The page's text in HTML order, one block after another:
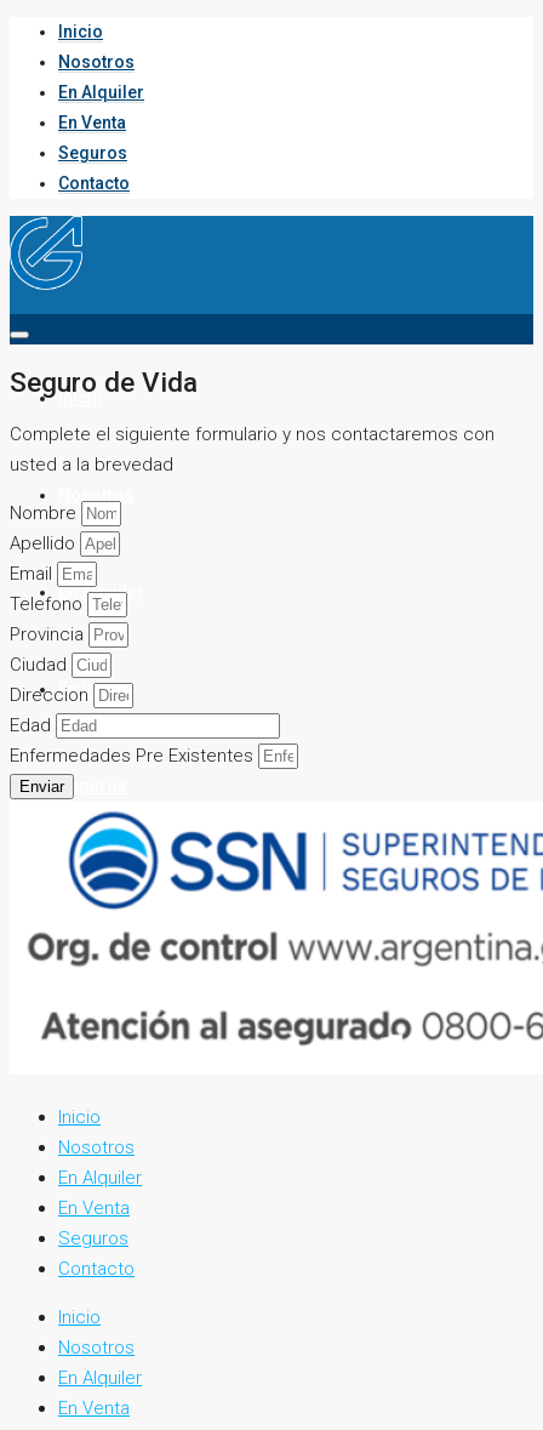
Inicio
Nosotros
En Alquiler
En Venta
Seguros
Contacto
Inicio
En Alquiler
En Venta
Seguros
Contacto
Seguro de Vida
Complete el siguiente formulario y nos contactaremos con
usted a la brevedad
Nombre
Apellido
Email
Telefono
Provincia
Ciudad
Direccion
Edad
Enfermedades Pre Existentes
Enviar
Inicio
Nosotros
En Alquiler
En Venta
Seguros
Contacto
Inicio
Nosotros
En Alquiler
En Venta